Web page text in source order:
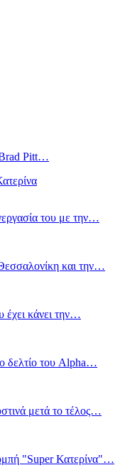
Brad Pitt…
του με την…
και την…
έχει κάνει την…
δελτίο του Alpha…
μετά το τέλος…
"Super Κατερίνα"…